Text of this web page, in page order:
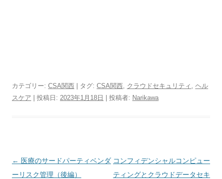
カテゴリー: CSA関西 | タグ: CSA関西 クラウドセキュリティ
ヘル
スケア | 投稿日: 2023年1月18日 | 投稿者: Narikawa
投稿ナビゲーション
← 医療のサードパーティベンダ
ーリスク管理（後編）
コンフィデンシャルコンピュー
ティングとクラウドデータセキ